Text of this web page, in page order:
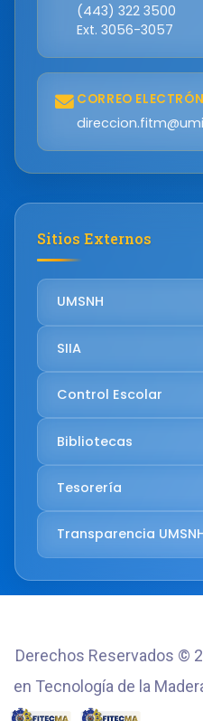
(443) 322 3500
Ext. 3056-3057
CORREO
Sitios Externos
UMSNH
SIIA
Control Escolar
Bibliotecas
Tesorería
Transparencia
Derechos Reservados ©
en Tecnología de la